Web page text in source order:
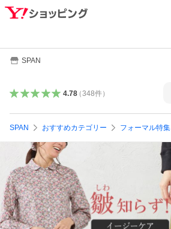
SPAN
4.78（348件）
SPAN おすすめカテゴリー フォーマル特集